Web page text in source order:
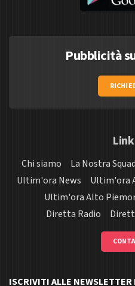
Pubblicità
Chi siamo La Nostra
Ultim'ora News
Ultim'ora
Ultim'ora Alto
Diretta Radio
ISCRIVITI ALLE NEWSLETTER